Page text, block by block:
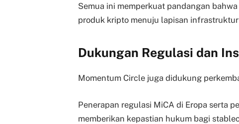
Semua ini memperkuat pandangan
produk kripto menuju lapisan
Dukungan Regulasi dan
Momentum Circle juga didukung
Penerapan regulasi MiCA di Eropa serta
memberikan kepastian hukum bagi